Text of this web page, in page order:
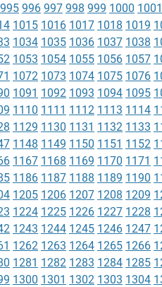
995 996 997 998 999 1000 1001
1015 1016 1017 1018 1019
1034 1035 1036 1037 1038
1053 1054 1055 1056 1057
1072 1073 1074 1075 1076
1091 1092 1093 1094 1095
1110 1111 1112 1113 1114
1129 1130 1131 1132 1133
1148 1149 1150 1151 1152
1167 1168 1169 1170 1171
1186 1187 1188 1189 1190
1205 1206 1207 1208 1209
1224 1225 1226 1227 1228
1243 1244 1245 1246 1247
1262 1263 1264 1265 1266
1281 1282 1283 1284 1285
1300 1301 1302 1303 1304